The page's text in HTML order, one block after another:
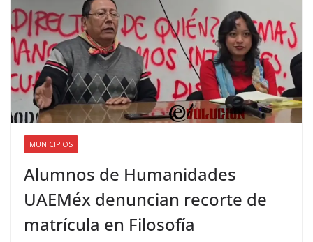
MUNICIPIOS
Alumnos de Humanidades
UAEMéx denuncian recorte de
matrícula en Filosofía